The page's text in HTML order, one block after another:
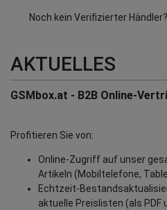
Noch kein Verifizierter
AKTUELLES
GSMbox.at - B2B Online-
Profitieren Sie von:
Online-Zugriff auf unser
Artikeln (Mobiltelefone,
Echtzeit-
aktuelle Preislisten (als PDF